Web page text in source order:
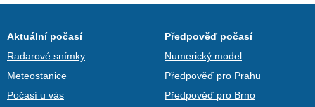
Aktuální počasí
Radarové snímky
Meteostanice
Počasí u vás
Předpověď počasí
Numerický model
Předpověď pro Prahu
Předpověď pro Brno